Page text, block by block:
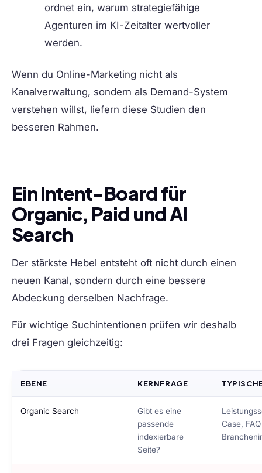
ordnet ein, warum strategiefähige
Agenturen im KI-Zeitalter wertvoller
werden.
Wenn du Online-Marketing nicht als
Kanalverwaltung, sondern als Demand-System
verstehen willst, liefern diese Studien den
besseren Rahmen.
Ein Intent-Board für
Organic, Paid und AI
Search
Der stärkste Hebel entsteht oft nicht durch einen
neuen Kanal, sondern durch eine bessere
Abdeckung derselben Nachfrage.
Für wichtige Suchintentionen prüfen wir deshalb
drei Fragen gleichzeitig:
EBENE KERNFRAGE
Organic Search
Gibt es eine
passende
indexierbare
Seite?
Case,